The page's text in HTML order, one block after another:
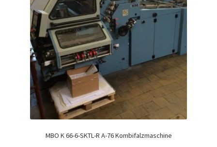
MBO K 66-6-SKTL-R A-76 Kombifalzmaschine